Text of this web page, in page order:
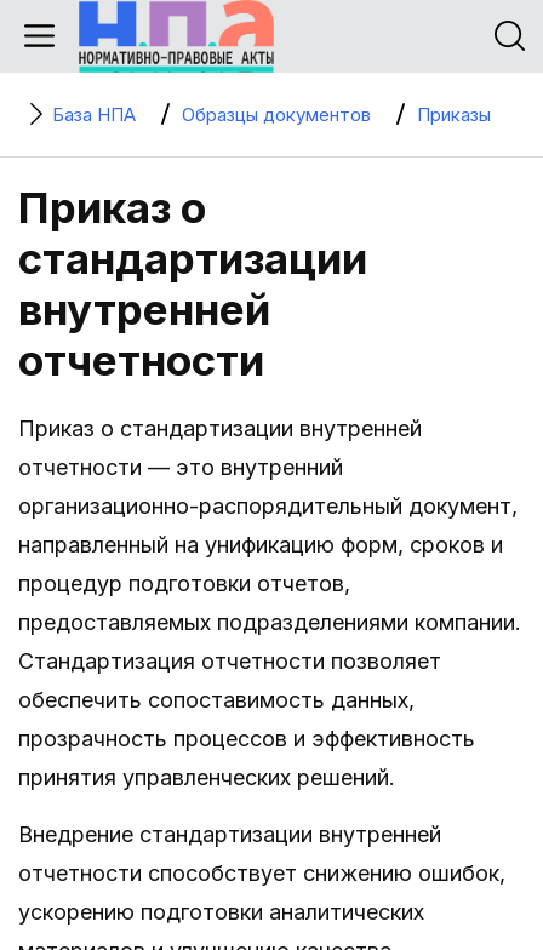
База НПА Образцы документов Приказы
Приказ о
стандартизации
внутренней
отчетности
Приказ о стандартизации внутренней
отчетности — это внутренний
организационно-распорядительный документ,
направленный на унификацию форм, сроков и
процедур подготовки отчетов,
предоставляемых подразделениями компании.
Стандартизация отчетности позволяет
обеспечить сопоставимость данных,
прозрачность процессов и эффективность
принятия управленческих решений.
Внедрение стандартизации внутренней
отчетности способствует снижению ошибок,
ускорению подготовки аналитических